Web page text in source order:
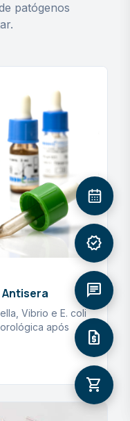
patógenos
Vibrio e E. coli
após
shopping_cart
request_quote
chat
verified